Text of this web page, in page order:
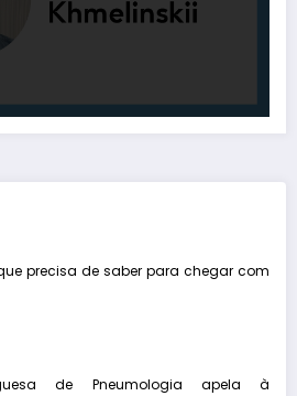
precisa de saber para chegar com
de Pneumologia apela à